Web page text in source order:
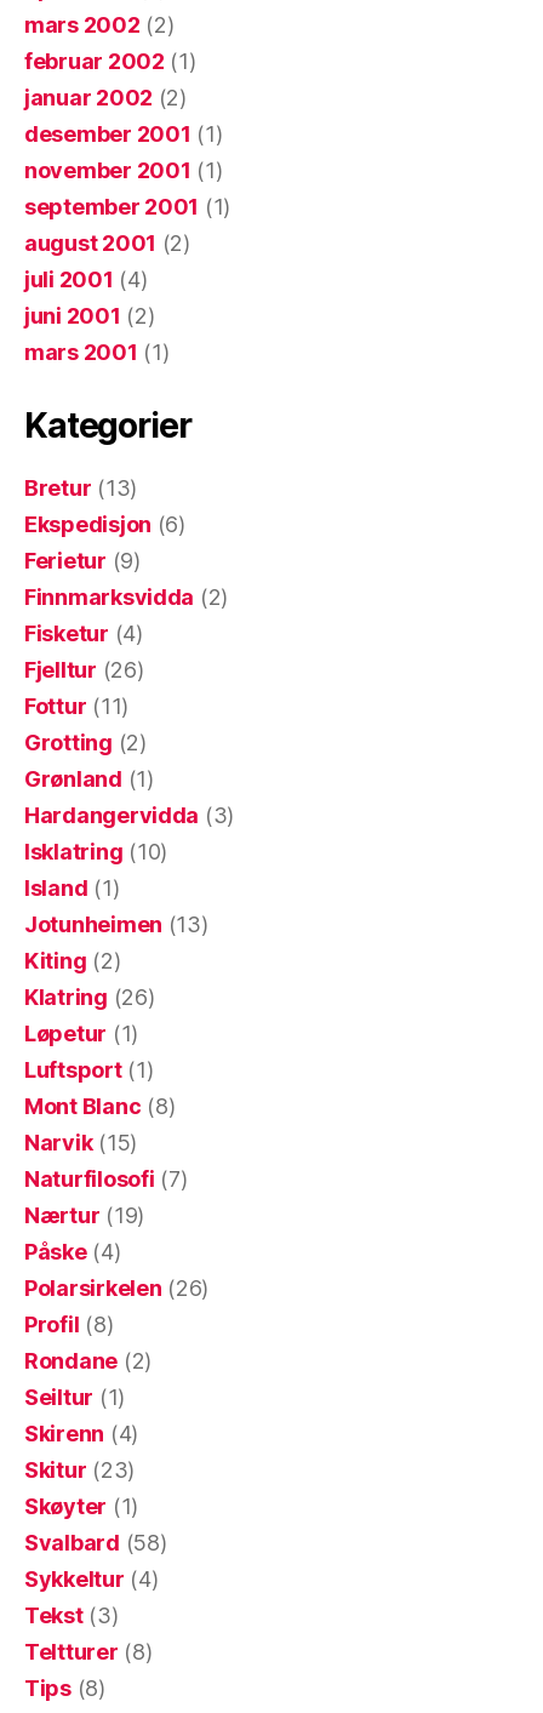
mars 2002 (2)
februar 2002 (1)
januar 2002 (2)
desember 2001 (1)
november 2001 (1)
september 2001 (1)
august 2001 (2)
juli 2001 (4)
juni 2001 (2)
mars 2001 (1)
Kategorier
Bretur (13)
Ekspedisjon (6)
Ferietur (9)
Finnmarksvidda (2)
Fisketur (4)
Fjelltur (26)
Fottur (11)
Grotting (2)
Grønland (1)
Hardangervidda (3)
Isklatring (10)
Island (1)
Jotunheimen (13)
Kiting (2)
Klatring (26)
Løpetur (1)
Luftsport(1)
Mont Blanc (8)
Narvik(15)
Naturfilosofi (7)
Nærtur (19)
Påske(4)
Polarsirkelen (26)
Profil (8)
Rondane (2)
Seiltur (1)
Skirenn (4)
Skitur (23)
Skøyter (1)
Svalbard (58)
Sykkeltur (4)
Tekst(3)
Teltturer (8)
Tips(8)